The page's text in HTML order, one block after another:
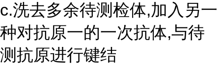
c.洗去多余待测检体,加入另一
种对抗原一的一次抗体,与待
测抗原进行键结